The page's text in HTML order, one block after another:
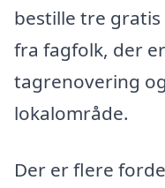
bestille tre
fra fagfolk, der
tagrenovering
lokalområde.
Der er flere